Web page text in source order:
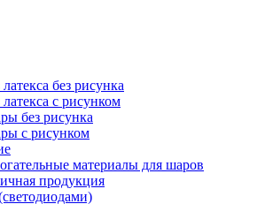
без рисунка
с рисунком
без рисунка
с рисунком
материалы для шаров
продукция